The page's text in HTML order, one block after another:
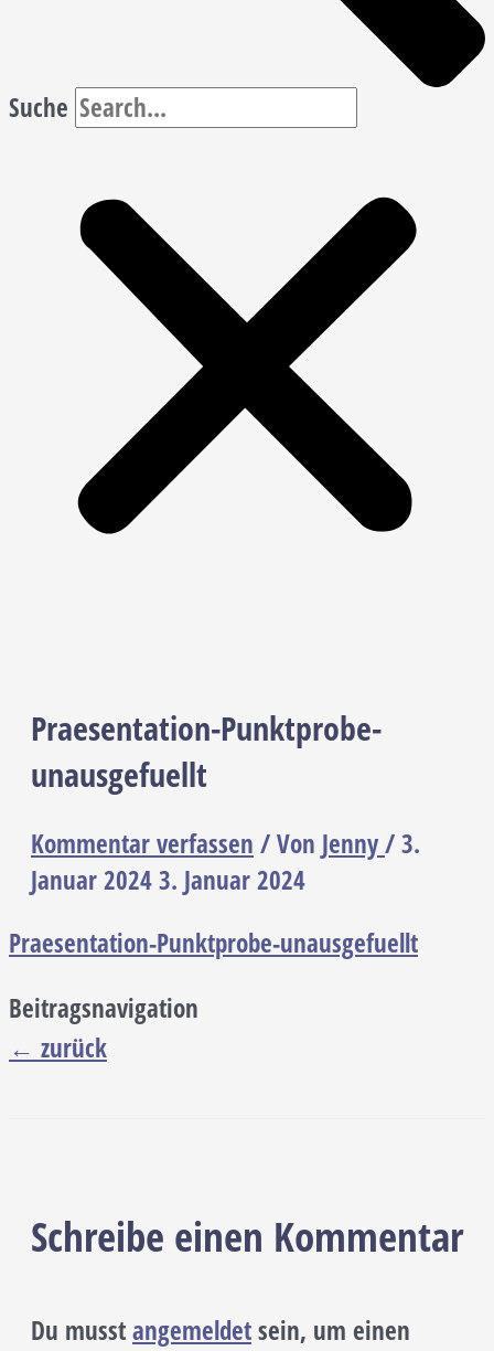
Suche
Praesentation-Punktprobe-
unausgefuellt
Kommentar verfassen / Von Jenny/3.
Januar 20243. Januar 2024
Praesentation-Punktprobe-unausgefuellt
Beitragsnavigation
← zurück
Schreibe einen Kommentar
Du musstangemeldetsein, um einen